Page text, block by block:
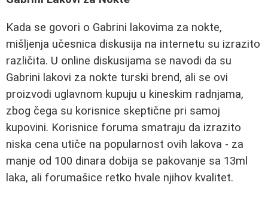
Kada se govori o Gabrini lakovima za nokte,
mišljenja učesnica diskusija na internetu su izrazito
različita. U online diskusijama se navodi da su
Gabrini lakovi za nokte turski brend, ali se ovi
proizvodi uglavnom kupuju u kineskim radnjama,
zbog čega su korisnice skeptične pri samoj
kupovini. Korisnice foruma smatraju da izrazito
niska cena utiče na popularnost ovih lakova - za
manje od 100 dinara dobija se pakovanje sa 13ml
laka, ali forumašice retko hvale njihov kvalitet.